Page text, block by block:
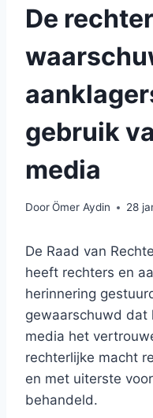
De
gebruik
media
DoorÖmer Aydin 28
De Raad van
heeft rechters en
herinnering
gewaarschuwd dat
media het
rechterlijke macht
en met uiterste
behandeld.